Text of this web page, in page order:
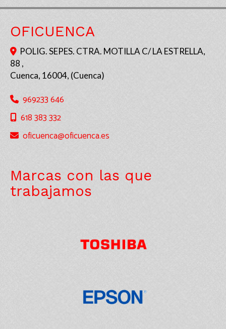
OFICUENCA
POLIG. SEPES. CTRA. MOTILLA C/ LA ESTRELLA,
88 ,
Cuenca, 16004, (Cuenca)
969233 646
618 383 332
oficuenca oficuenca.es
Marcas con las que
trabajamos